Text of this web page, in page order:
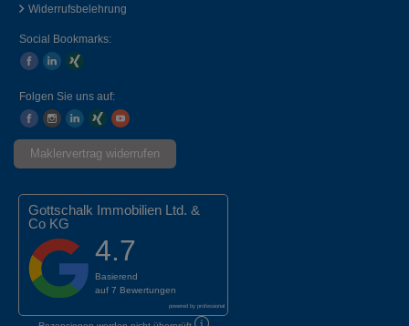
Widerrufsbelehrung
Social Bookmarks:
Folgen Sie uns auf:
Maklervertrag widerrufen
Gottschalk Immobilien Ltd. &
Co KG
4.7
Basierend
auf 7 Bewertungen
powered by professional